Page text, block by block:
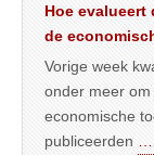
Hoe evalueert
de
Vorige week
onder meer
economische
publiceerden